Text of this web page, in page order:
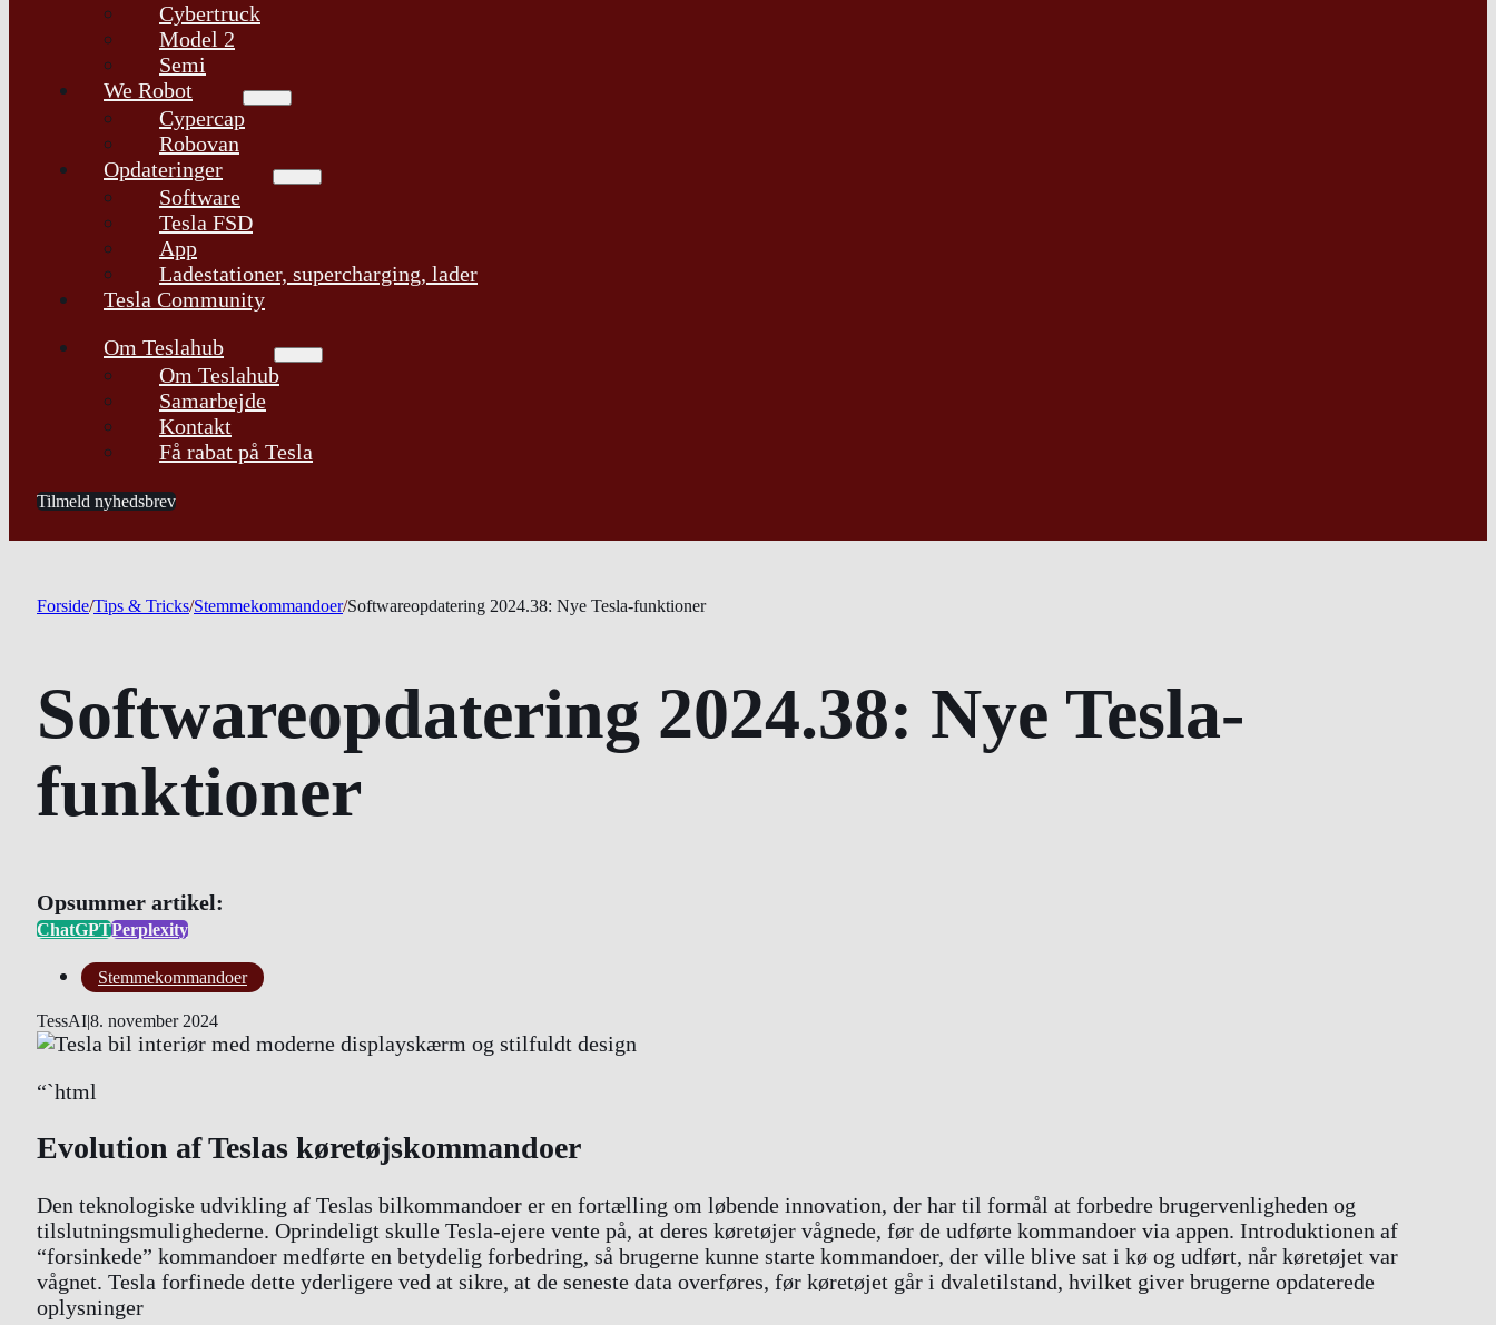
Cybertruck
Model 2
Semi
We Robot
Cypercap
Robovan
Opdateringer
Software
Tesla FSD
App
Ladestationer, supercharging, lader
Tesla Community
Om Teslahub
Om Teslahub
Samarbejde
Kontakt
Få rabat på Tesla
Tilmeld nyhedsbrev
Forside/Tips & Tricks/Stemmekommandoer/Softwareopdatering 2024.38: Nye Tesla-funktioner
Softwareopdatering 2024.38: Nye Tesla-
funktioner
Opsummer artikel:
ChatGPTPerplexity
Stemmekommandoer
TessAI|8. november 2024
“`html
Evolution af Teslas køretøjskommandoer
Den teknologiske udvikling af Teslas bilkommandoer er en fortælling om løbende innovation, der har til formål at forbedre brugervenligheden og
tilslutningsmulighederne. Oprindeligt skulle Tesla-ejere vente på, at deres køretøjer vågnede, før de udførte kommandoer via appen. Introduktionen af
“forsinkede” kommandoer medførte en betydelig forbedring, så brugerne kunne starte kommandoer, der ville blive sat i kø og udført, når køretøjet var
vågnet. Tesla forfinede dette yderligere ved at sikre, at de seneste data overføres, før køretøjet går i dvaletilstand, hvilket giver brugerne opdaterede
oplysninger